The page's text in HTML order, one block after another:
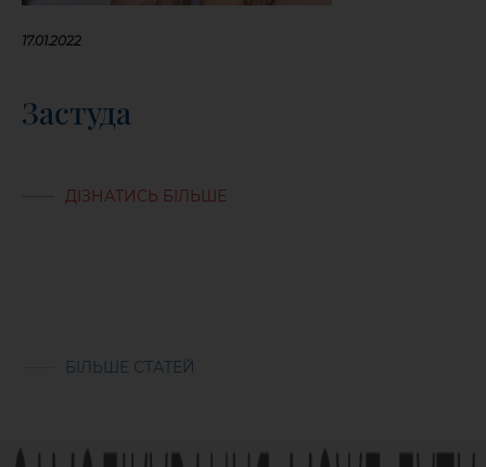
17.01.2022
Застуда
ДІЗНАТИСЬ БІЛЬШЕ
БІЛЬШЕ СТАТЕЙ